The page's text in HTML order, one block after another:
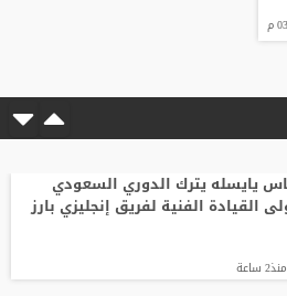
يايسله يترك الدوري السعودي
القيادة الفنية لفريق إنجليزي بارز
منذ2 ساعة